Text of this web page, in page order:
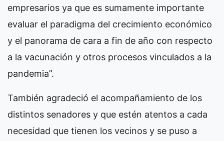
empresarios ya que es sumamente importante
evaluar el paradigma del crecimiento económico
y el panorama de cara a fin de año con respecto
a la vacunación y otros procesos vinculados a la
pandemia”.
También agradeció el acompañamiento de los
distintos senadores y que estén atentos a cada
necesidad que tienen los vecinos y se puso a